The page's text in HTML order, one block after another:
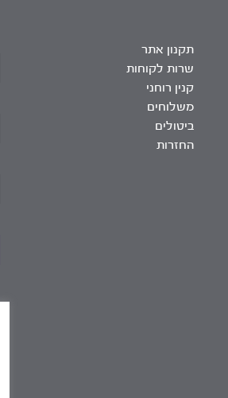
תקנון אתר
שרות לקוחות
קנין רוחני
משלוחים
ביטולים
החזרות